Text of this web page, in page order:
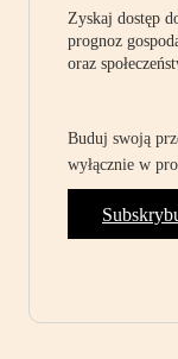
Zyskaj dostęp
prognoz
oraz
Buduj swoją
wyłącznie w